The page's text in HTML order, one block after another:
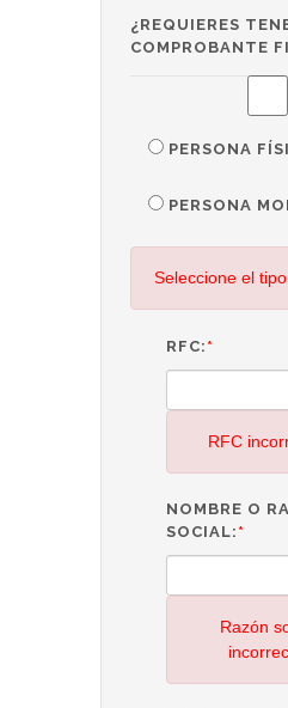
¿REQUIERES
COMPROBANTE
PERSONA
PERSONA
Seleccione el
RFC: *
RFC
NOMBRE O
SOCIAL: *
Razón